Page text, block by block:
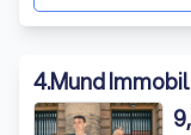
4.Mund